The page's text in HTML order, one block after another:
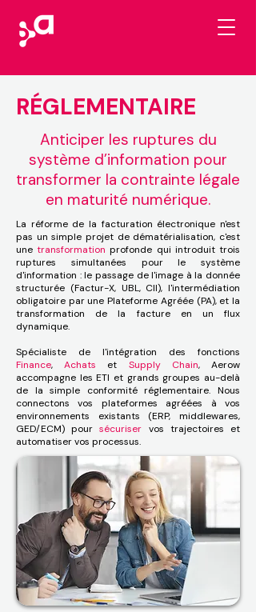
RÉGLEMENTAIRE
Anticiper les ruptures du
système d’information pour
transformer la contrainte légale
en maturité numérique.
La réforme de la facturation électronique n'est
pas un simple projet de dématérialisation, c'est
unetransformationprofonde qui introduit trois
ruptures simultanées pour le système
d'information : le passage de l'image à la donnée
structurée (Factur-X, UBL, CII), l'intermédiation
obligatoire par une Plateforme Agréée (PA), et la
transformation de la facture en un flux
dynamique.
Spécialiste de l'intégration des fonctions
Finance,Achats et Supply Chain, Aerow
accompagne les ETI et grands groupes au-delà
de la simple conformité réglementaire. Nous
connectons vos plateformes agréées à vos
environnements existants (ERP, middlewares,
GED/ECM) poursécuriser vos trajectoires et
automatiser vos processus.